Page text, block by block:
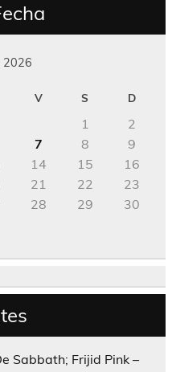
2026
V S D
1
2
7 8
9
14 15
16
21 22
23
28 29
30
Sabbath; Frijid Pink –